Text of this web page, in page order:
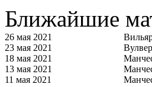
Ближайшие
26 мая 2021
23 мая 2021
18 мая 2021
13 мая 2021
11 мая 2021